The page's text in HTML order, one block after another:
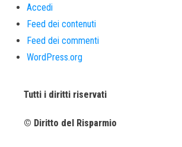
Accedi
Feed dei contenuti
Feed dei commenti
WordPress.org
Tutti i diritti riservati
© Diritto del Risparmio